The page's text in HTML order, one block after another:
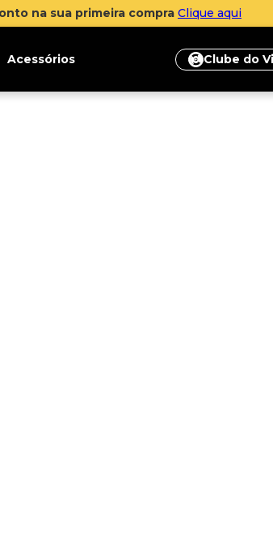
na sua primeira compra Clique aqui
Acessórios Clube do